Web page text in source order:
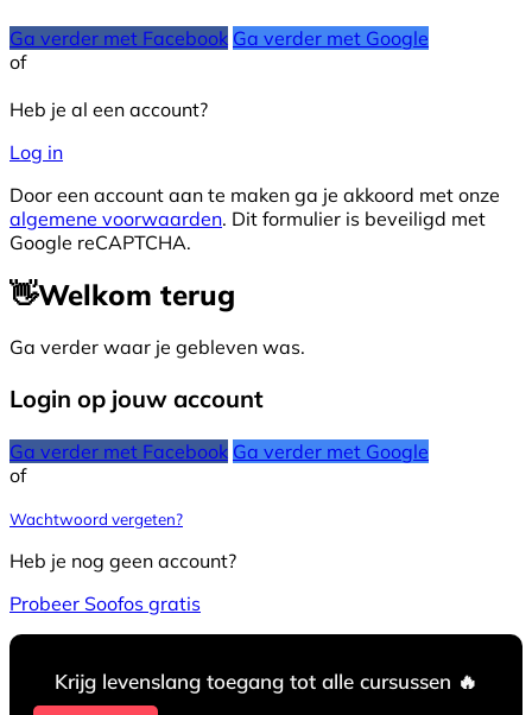
Ga verder met Facebook Ga verder met Google
of
Heb je al een account?
Log in
Door een account aan te maken ga je akkoord met onze
algemene voorwaarden. Dit formulier is beveiligd met
Google reCAPTCHA.
👋Welkom terug
Ga verder waar je gebleven was.
Login op jouw account
Ga verder met Facebook Ga verder met Google
of
Wachtwoord vergeten?
Heb je nog geen account?
Probeer Soofos gratis
Krijg levenslang toegang tot alle cursussen 🔥